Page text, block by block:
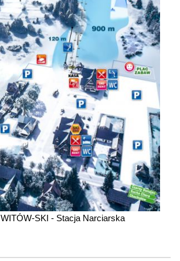
WITÓW-SKI - Stacja Narciarska